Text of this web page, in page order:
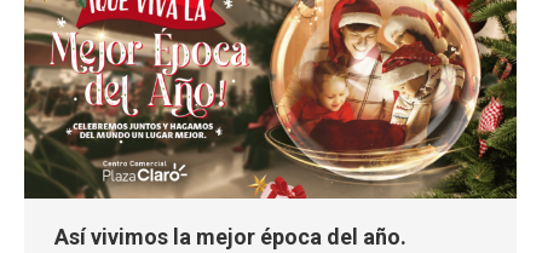
Así vivimos la mejor época del año.​